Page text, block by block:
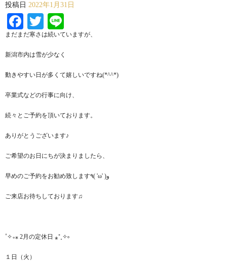
投稿日 2022年1月31日
Facebook
Twitter
まだまだ寒さは続いていますが、
新潟市内は雪が少なく
動きやすい日が多くて嬉しいですね(*^^*)
卒業式などの行事に向け、
続々とご予約を頂いております。
ありがとうございます♪
ご希望のお日にちが決まりましたら、
早めのご予約をお勧め致します٩( 'ω' )و
ご来店お待ちしております♫
˚✧₊⁎ 2月の定休日 ⁎⁺˳✧༚
１日（火）